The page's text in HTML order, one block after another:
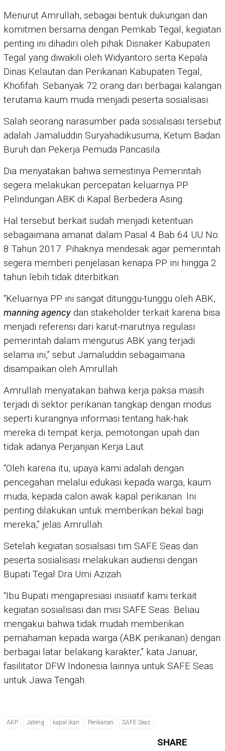
Menurut Amrullah, sebagai bentuk dukungan dan
komitmen bersama dengan Pemkab Tegal, kegiatan
penting ini dihadiri oleh pihak Disnaker Kabupaten
Tegal yang diwakili oleh Widyantoro serta Kepala
Dinas Kelautan dan Perikanan Kabupaten Tegal,
Khofifah. Sebanyak 72 orang dari berbagai kalangan
terutama kaum muda menjadi peserta sosialisasi.
Salah seorang narasumber pada sosialisasi tersebut
adalah Jamaluddin Suryahadikusuma, Ketum Badan
Buruh dan Pekerja Pemuda Pancasila.
Dia menyatakan bahwa semestinya Pemerintah
segera melakukan percepatan keluarnya PP
Pelindungan ABK di Kapal Berbedera Asing.
Hal tersebut berkait sudah menjadi ketentuan
sebagaimana amanat dalam Pasal 4 Bab 64 UU No.
8 Tahun 2017. Pihaknya mendesak agar pemerintah
segera memberi penjelasan kenapa PP ini hingga 2
tahun lebih tidak diterbitkan.
“Keluarnya PP ini sangat ditunggu-tunggu oleh ABK,
manning agency dan stakeholder terkait karena bisa
menjadi referensi dari karut-marutnya regulasi
pemerintah dalam mengurus ABK yang terjadi
selama ini,” sebut Jamaluddin sebagaimana
disampaikan oleh Amrullah.
Amrullah menyatakan bahwa kerja paksa masih
terjadi di sektor perikanan tangkap dengan modus
seperti kurangnya informasi tentang hak-hak
mereka di tempat kerja, pemotongan upah dan
tidak adanya Perjanjian Kerja Laut.
“Oleh karena itu, upaya kami adalah dengan
pencegahan melalui edukasi kepada warga, kaum
muda, kepada calon awak kapal perikanan. Ini
penting dilakukan untuk memberikan bekal bagi
mereka,” jelas Amrullah.
Setelah kegiatan sosialsasi tim SAFE Seas dan
peserta sosialisasi melakukan audiensi dengan
Bupati Tegal Dra Umi Azizah.
“Ibu Bupati mengapresiasi inisiiatif kami terkait
kegiatan sosialisasi dan misi SAFE Seas. Beliau
mengakui bahwa tidak mudah memberikan
pemahaman kepada warga (ABK perikanan) dengan
berbagai latar belakang karakter,” kata Januar,
fasilitator DFW Indonesia lainnya untuk SAFE Seas
untuk Jawa Tengah.
AKP Jateng kapal ikan Perikanan SAFE Seas
SHARE